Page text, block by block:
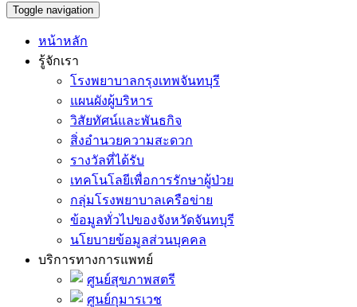
Toggle navigation
หน้าหลัก
รู้จักเรา
โรงพยาบาลกรุงเทพจันทบุรี
แผนผังผู้บริหาร
วิสัยทัศน์และพันธกิจ
สิ่งอำนวยความสะดวก
รางวัลที่ได้รับ
เทคโนโลยีเพื่อการรักษาผู้ป่วย
กลุ่มโรงพยาบาลเครือข่าย
ข้อมูลทั่วไปของจังหวัดจันทบุรี
นโยบายข้อมูลส่วนบุคคล
บริการทางการแพทย์
ศูนย์สุขภาพสตรี
ศูนย์กุมารเวช